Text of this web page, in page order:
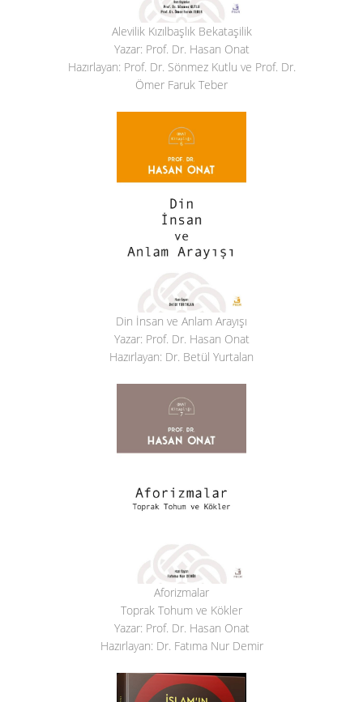
Alevilik Kızılbaşlık Bekataşilik
Yazar: Prof. Dr. Hasan Onat
Hazırlayan: Prof. Dr. Sönmez Kutlu ve Prof. Dr.
Ömer Faruk Teber
Din İnsan ve Anlam Arayışı
Yazar: Prof. Dr. Hasan Onat
Hazırlayan: Dr. Betül Yurtalan
Aforizmalar
Toprak Tohum ve Kökler
Yazar: Prof. Dr. Hasan Onat
Hazırlayan: Dr. Fatıma Nur Demir